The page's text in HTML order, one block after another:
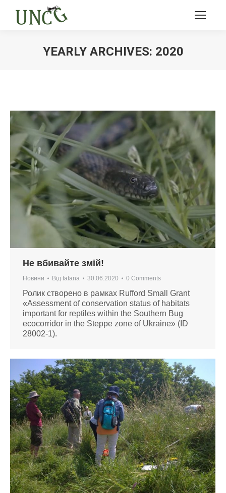
YEARLY ARCHIVES: 2020
Не вбивайте змій!
Новини Від tatana 30.06.2020 0 Comments
Ролик створено в рамках Rufford Small Grant
«Assessment of conservation status of habitats
important for reptiles within the Southern Bug
ecocorridor in the Steppe zone of Ukraine» (ID
28002-1).